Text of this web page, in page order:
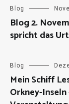
Blog
Blog 2.
spricht das
Blog
Mein Schiff
Orkney-